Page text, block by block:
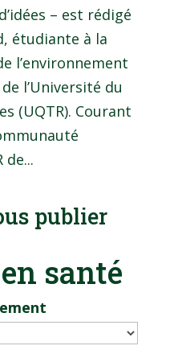
– est rédigé
étudiante à la
l’environnement
l’Université du
(UQTR). Courant
de...
publier
santé